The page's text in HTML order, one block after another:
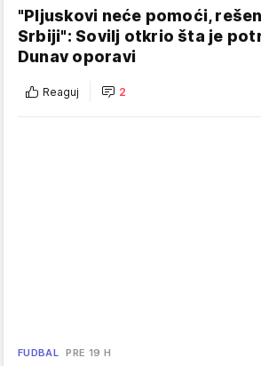
"Pljuskovi neće pomoći,
Srbiji": Sovilj otkrio šta je
Dunav oporavi
Reaguj 2
FUDBAL PRE 19 H